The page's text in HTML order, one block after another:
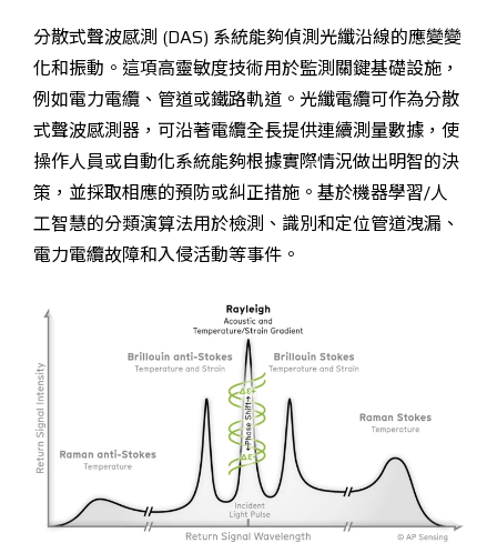
分散式聲波感測 (DAS) 系統能夠偵測光纖沿線的應變變
化和振動。這項高靈敏度技術用於監測關鍵基礎設施，
例如電力電纜、管道或鐵路軌道。光纖電纜可作為分散
式聲波感測器，可沿著電纜全長提供連續測量數據，使
操作人員或自動化系統能夠根據實際情況做出明智的決
策，並採取相應的預防或糾正措施。基於機器學習/人
工智慧的分類演算法用於檢測、識別和定位管道洩漏、
電力電纜故障和入侵活動等事件。